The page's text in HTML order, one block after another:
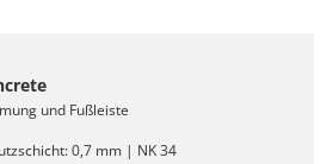
und Fußleiste
0,7 mm | NK 34